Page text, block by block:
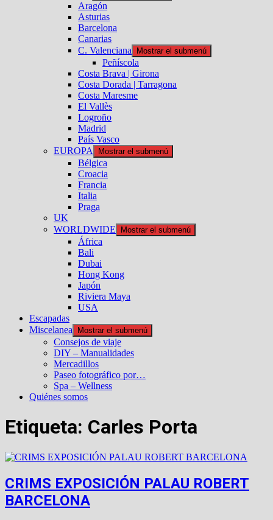
Aragón
Asturias
Barcelona
Canarias
C. Valenciana
Mostrar el submenú
Peñíscola
Costa Brava | Girona
Costa Dorada | Tarragona
Costa Maresme
El Vallès
Logroño
Madrid
País Vasco
EUROPA
Mostrar el submenú
Bélgica
Croacia
Francia
Italia
Praga
UK
WORLDWIDE
Mostrar el submenú
África
Bali
Dubai
Hong Kong
Japón
Riviera Maya
USA
Escapadas
Miscelanea
Mostrar el submenú
Consejos de viaje
DIY – Manualidades
Mercadillos
Paseo fotográfico por…
Spa – Wellness
Quiénes somos
Etiqueta: Carles Porta
CRIMS EXPOSICIÓN PALAU ROBERT
BARCELONA